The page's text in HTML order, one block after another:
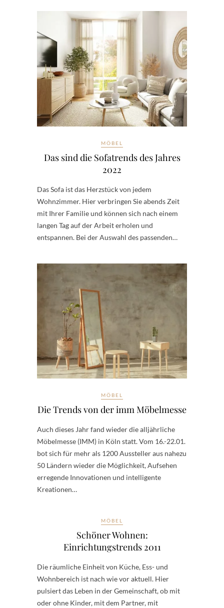
MÖBEL
Das sind die Sofatrends des Jahres
2022
Das Sofa ist das Herzstück von jedem
Wohnzimmer. Hier verbringen Sie abends Zeit
mit Ihrer Familie und können sich nach einem
langen Tag auf der Arbeit erholen und
entspannen. Bei der Auswahl des passenden…
MÖBEL
Die Trends von der imm Möbelmesse
Auch dieses Jahr fand wieder die alljährliche
Möbelmesse (IMM) in Köln statt. Vom 16.-22.01.
bot sich für mehr als 1200 Aussteller aus nahezu
50 Ländern wieder die Möglichkeit, Aufsehen
erregende Innovationen und intelligente
Kreationen…
MÖBEL
Schöner Wohnen:
Einrichtungstrends 2011
Die räumliche Einheit von Küche, Ess- und
Wohnbereich ist nach wie vor aktuell. Hier
pulsiert das Leben in der Gemeinschaft, ob mit
oder ohne Kinder, mit dem Partner, mit